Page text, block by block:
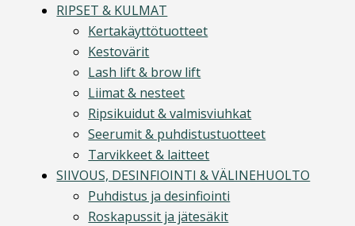
RIPSET & KULMAT
Kertakäyttötuotteet
Kestovärit
Lash lift & brow lift
Liimat & nesteet
Ripsikuidut & valmisviuhkat
Seerumit & puhdistustuotteet
Tarvikkeet & laitteet
SIIVOUS, DESINFIOINTI & VÄLINEHUOLTO
Puhdistus ja desinfiointi
Roskapussit ja jätesäkit